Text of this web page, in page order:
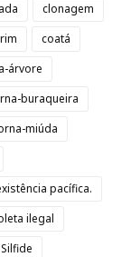
clonagem
coatá
árvore
buraqueira
miúda
pacífica.
ilegal